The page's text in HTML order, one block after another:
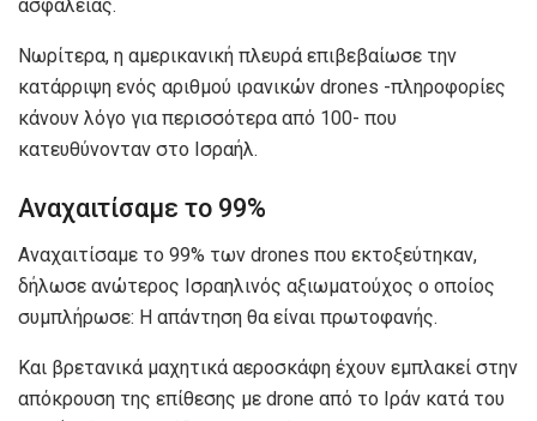
ασφαλείας.
Νωρίτερα, η αμερικανική πλευρά επιβεβαίωσε την
κατάρριψη ενός αριθμού ιρανικών drones -πληροφορίες
κάνουν λόγο για περισσότερα από 100- που
κατευθύνονταν στο Ισραήλ.
Αναχαιτίσαμε το 99%
Αναχαιτίσαμε το 99% των drones που εκτοξεύτηκαν,
δήλωσε ανώτερος Ισραηλινός αξιωματούχος ο οποίος
συμπλήρωσε: Η απάντηση θα είναι πρωτοφανής.
Και βρετανικά μαχητικά αεροσκάφη έχουν εμπλακεί στην
απόκρουση της επίθεσης με drone από το Ιράν κατά του